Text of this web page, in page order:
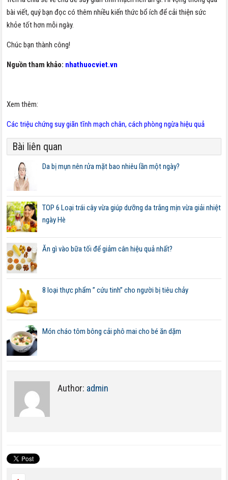
bài viết, quý bạn đọc có thêm nhiều kiến thức bổ ích để cải thiện sức
khỏe tốt hơn mỗi ngày.
Chúc bạn thành công!
Nguồn tham khảo: nhathuocviet.vn
Xem thêm:
Các triệu chứng suy giãn tĩnh mạch chân, cách phòng ngừa hiệu quả
Bài liên quan
Da bị mụn nên rửa mặt bao nhiêu lần một ngày?
TOP 6 Loại trái cây vừa giúp dưỡng da trắng mịn vừa giải nhiệt
ngày Hè
Ăn gì vào bữa tối để giảm cân hiệu quả nhất?
8 loại thực phẩm ” cứu tinh” cho người bị tiêu chảy
Món cháo tôm bông cải phô mai cho bé ăn dặm
Author: admin